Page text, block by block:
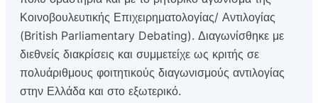
Κοινοβουλευτικής Επιχειρηματολογίας/ Αντιλογίας
(British Parliamentary Debating). Διαγωνίσθηκε με
διεθνείς διακρίσεις και συμμετείχε ως κριτής σε
πολυάριθμους φοιτητικούς διαγωνισμούς αντιλογίας
στην Ελλάδα και στο εξωτερικό.